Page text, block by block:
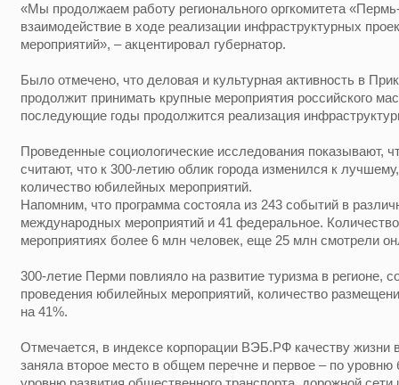
«Мы продолжаем работу регионального оргкомитета
взаимодействие в ходе реализации инфраструктурных
мероприятий», – акцентировал губернатор.
Было отмечено, что деловая и культурная активность в
продолжит принимать крупные мероприятия российского
последующие годы продолжится реализация
Проведенные социологические исследования показывают,
считают, что к 300-летию облик города изменился к
количество юбилейных мероприятий.
Напомним, что программа состояла из 243 событий в
международных мероприятий и 41 федеральное.
мероприятиях более 6 млн человек, еще 25 млн смотрели
300-летие Перми повлияло на развитие туризма в регионе,
проведения юбилейных мероприятий, количество
на 41%.
Отмечается, в индексе корпорации ВЭБ.РФ качеству жизни
заняла второе место в общем перечне и первое – по уровню